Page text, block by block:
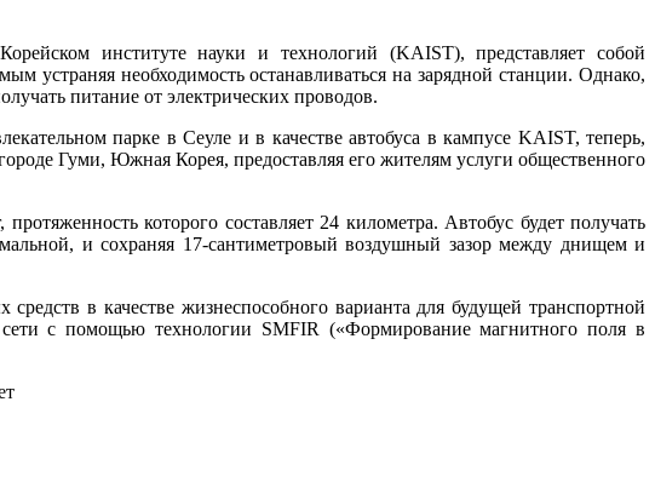
институте науки и технологий (KAIST), представляет собой
устраняя необходимость останавливаться на зарядной станции. Однако,
питание от электрических проводов.
парке в Сеуле и в качестве автобуса в кампусе KAIST, теперь,
Гуми, Южная Корея, предоставляя его жителям услуги общественного
которого составляет 24 километра. Автобус будет получать
и сохраняя 17-сантиметровый воздушный зазор между днищем и
в качестве жизнеспособного варианта для будущей транспортной
с помощью технологии SMFIR («Формирование магнитного поля в